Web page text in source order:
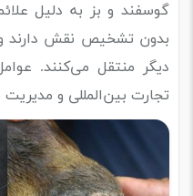
گوسفند و بز به دلیل
بدون تشخیص نقش دارند و
دیگر منتقل می‌کنند.
تجارت بین‌المللی و